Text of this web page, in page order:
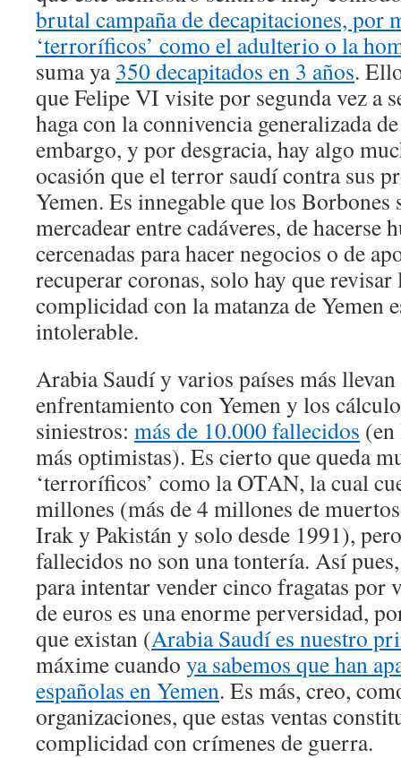
brutal campaña de decapitaciones, por
‘terroríficos’ como el adulterio o la
suma ya350 decapitados en 3 años.
que Felipe VI visite por segunda vez a
haga con la connivencia generalizada
embargo, y por desgracia, hay algo
ocasión que el terror saudí contra sus
Yemen. Es innegable que los
mercadear entre cadáveres, de hacerse
cercenadas para hacer negocios o de
recuperar coronas, solo hay que
complicidad con la matanza de Yemen
intolerable.
Arabia Saudí y varios países más
enfrentamiento con Yemen y los
siniestros: más de 10.000 fallecidos (en
más optimistas). Es cierto que queda
‘terroríficos’ como la OTAN, la cual
millones (más de 4 millones de
Irak y Pakistán y solo desde 1991),
fallecidos no son una tontería. Así
para intentar vender cinco fragatas por
de euros es una enorme perversidad,
que existan (Arabia Saudí es nuestro
máxime cuando ya sabemos que han
españolas en Yemen. Es más, creo,
organizaciones, que estas ventas
complicidad con crímenes de guerra.